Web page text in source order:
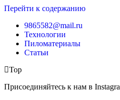
Перейти к содержанию
9865582@mail.ru
Технологии
Пиломатериалы
Статьи
Top
Присоединяйтесь к нам в